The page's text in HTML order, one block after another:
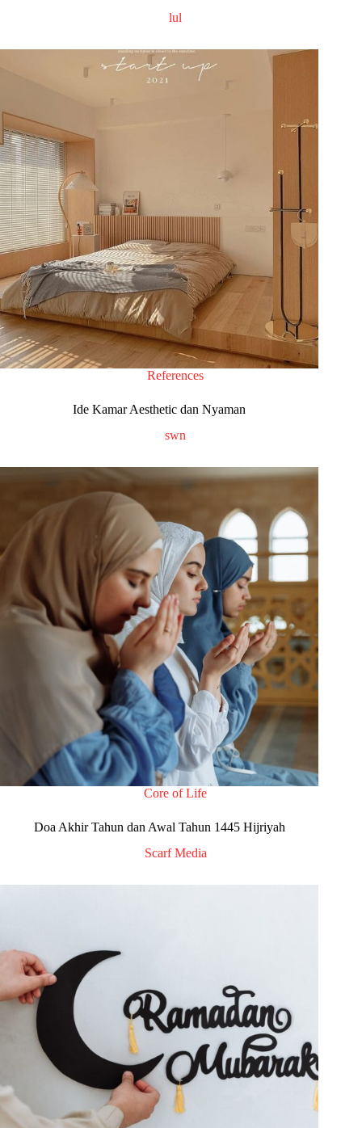
lul
References
Ide Kamar Aesthetic dan Nyaman
swn
Core of Life
Doa Akhir Tahun dan Awal Tahun 1445 Hijriyah
Scarf Media